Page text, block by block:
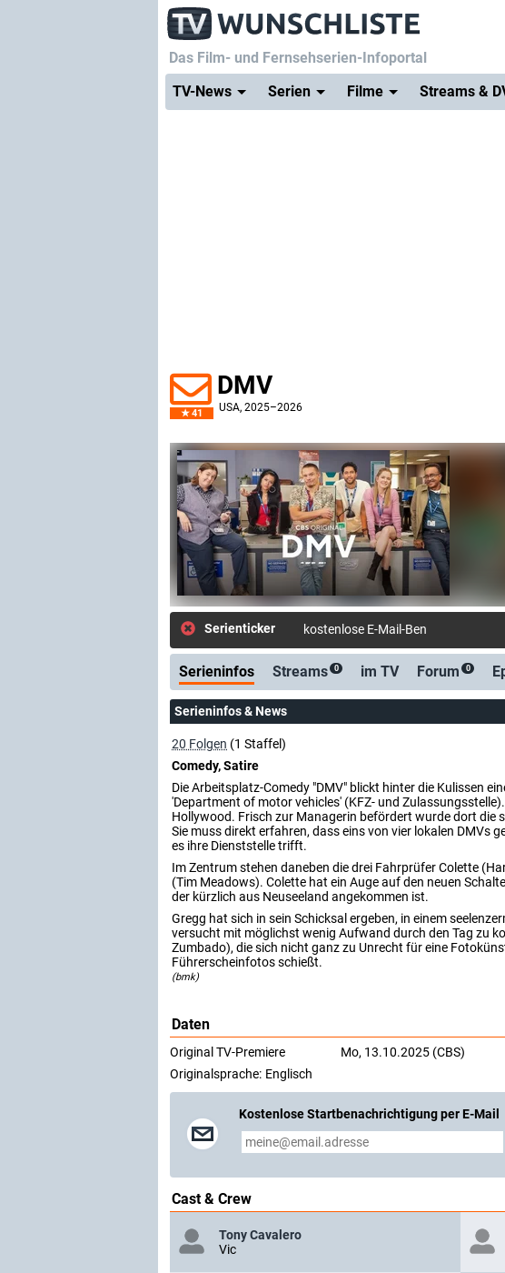
Das Film- und Fernsehserien-Infoportal
TV-News
Serien Filme Streams &
41
DMV
USA, 2025–2026
Serienticker kostenlose E-Mail-Benachrichtigung
Serieninfos Streams 0 im TV Forum 0
Serieninfos & News
20 Folgen (1 Staffel)
Comedy, Satire
Die Arbeitsplatz-Comedy "DMV" blickt hinter die Kulissen
'Department of motor vehicles' (KFZ- und
Hollywood. Frisch zur Managerin befördert wurde dort die
Sie muss direkt erfahren, dass eins von vier lokalen DMVs
es ihre Dienststelle trifft.
Im Zentrum stehen daneben die drei Fahrprüfer Colette
(Tim Meadows). Colette hat ein Auge auf den neuen
der kürzlich aus Neuseeland angekommen ist.
Gregg hat sich in sein Schicksal ergeben, in einem
versucht mit möglichst wenig Aufwand durch den Tag zu
Zumbado), die sich nicht ganz zu Unrecht für eine
Führerscheinfotos schießt.
(bmk)
Daten
Original TV-Premiere
Mo, 13.10.2025 (CBS)
Originalsprache: Englisch
Kostenlose Startbenachrichtigung per E-Mail
Cast & Crew
Tony Cavalero
Vic